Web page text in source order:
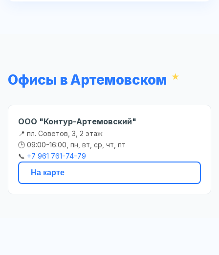
Офисы в Артемовском
ООО "Контур-Артемовский"
📍 пл. Советов, 3, 2 этаж
🕒 09:00-16:00, пн, вт, ср, чт, пт
📞 +7 961 761-74-79
На карте